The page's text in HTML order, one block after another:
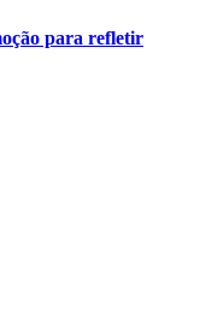
para refletir